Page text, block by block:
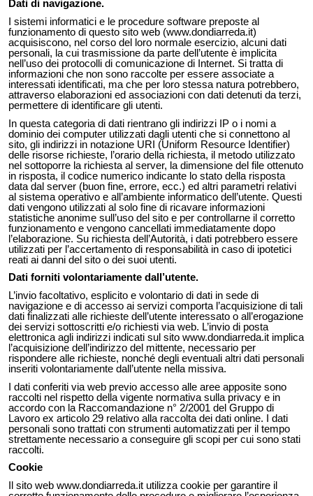
Dati di navigazione.
I sistemi informatici e le procedure software preposte al
funzionamento di questo sito web (www.dondiarreda.it)
acquisiscono, nel corso del loro normale esercizio, alcuni dati
personali, la cui trasmissione da parte dell’utente è implicita
nell’uso dei protocolli di comunicazione di Internet. Si tratta di
informazioni che non sono raccolte per essere associate a
interessati identificati, ma che per loro stessa natura potrebbero,
attraverso elaborazioni ed associazioni con dati detenuti da terzi,
permettere di identificare gli utenti.
In questa categoria di dati rientrano gli indirizzi IP o i nomi a
dominio dei computer utilizzati dagli utenti che si connettono al
sito, gli indirizzi in notazione URI (Uniform Resource Identifier)
delle risorse richieste, l’orario della richiesta, il metodo utilizzato
nel sottoporre la richiesta al server, la dimensione del file ottenuto
in risposta, il codice numerico indicante lo stato della risposta
data dal server (buon fine, errore, ecc.) ed altri parametri relativi
al sistema operativo e all’ambiente informatico dell’utente. Questi
dati vengono utilizzati al solo fine di ricavare informazioni
statistiche anonime sull’uso del sito e per controllarne il corretto
funzionamento e vengono cancellati immediatamente dopo
l’elaborazione. Su richiesta dell’Autorità, i dati potrebbero essere
utilizzati per l’accertamento di responsabilità in caso di ipotetici
reati ai danni del sito o dei suoi utenti.
Dati forniti volontariamente dall’utente.
L’invio facoltativo, esplicito e volontario di dati in sede di
navigazione e di accesso ai servizi comporta l’acquisizione di tali
dati finalizzati alle richieste dell’utente interessato o all’erogazione
dei servizi sottoscritti e/o richiesti via web. L’invio di posta
elettronica agli indirizzi indicati sul sito www.dondiarreda.it implica
l’acquisizione dell’indirizzo del mittente, necessario per
rispondere alle richieste, nonché degli eventuali altri dati personali
inseriti volontariamente dall’utente nella missiva.
I dati conferiti via web previo accesso alle aree apposite sono
raccolti nel rispetto della vigente normativa sulla privacy e in
accordo con la Raccomandazione n° 2/2001 del Gruppo di
Lavoro ex articolo 29 relativo alla raccolta dei dati online. I dati
personali sono trattati con strumenti automatizzati per il tempo
strettamente necessario a conseguire gli scopi per cui sono stati
raccolti.
Cookie
Il sito web www.dondiarreda.it utilizza cookie per garantire il